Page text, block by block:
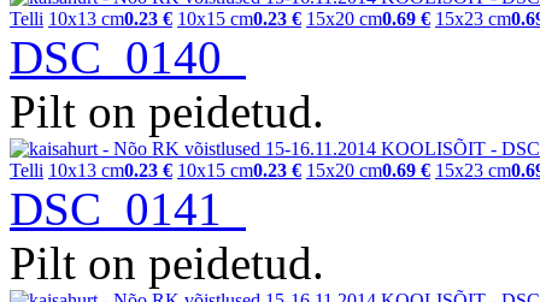
Telli 10x13 cm0.23 € 10x15 cm0.23 € 15x20 cm0.69 € 15x23 cm
DSC_0140
Pilt on peidetud.
Telli 10x13 cm0.23 € 10x15 cm0.23 € 15x20 cm0.69 € 15x23 cm
DSC_0141
Pilt on peidetud.